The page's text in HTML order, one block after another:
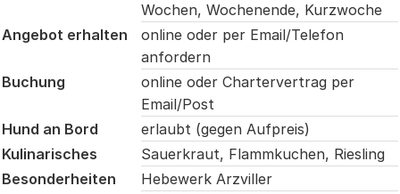
Wochen, Wochenende, Kurzwoche
Angebot erhalten
online oder per Email/Telefon
anfordern
Buchung
online oder Chartervertrag per
Email/Post
Hund an Bord
erlaubt (gegen Aufpreis)
Kulinarisches
Sauerkraut, Flammkuchen, Riesling
Besonderheiten
Hebewerk Arzviller